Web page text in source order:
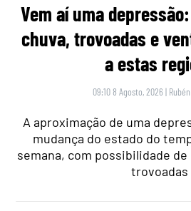
Vem aí uma
chuva, trovoadas e
a estas
09:10 8 Agosto, 2026 |
A aproximação de uma
mudança do estado do
semana, com possibilidade
trovoadas